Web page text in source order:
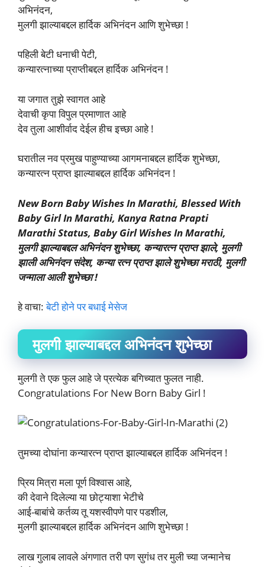
अभिनंदन,
मुलगी झाल्याबद्दल हार्दिक अभिनंदन आणि शुभेच्छा !
पहिली बेटी धनाची पेटी,
कन्यारत्नाच्या प्राप्तीबद्दल हार्दिक अभिनंदन !
या जगात तुझे स्वागत आहे
देवाची कृपा विपुल प्रमाणात आहे
देव तुला आशीर्वाद देईल हीच इच्छा आहे !
घरातील नव प्रमुख पाहुण्याच्या आगमनाबद्दल हार्दिक शुभेच्छा,
कन्यारत्न प्राप्त झाल्याबद्दल हार्दिक अभिनंदन !
New Born Baby Wishes In Marathi, Blessed With
Baby Girl In Marathi, Kanya Ratna Prapti
Marathi Status, Baby Girl Wishes In Marathi,
मुलगी झाल्याबद्दल अभिनंदन शुभेच्छा, कन्यारत्न प्राप्त झाले, मुलगी
झाली अभिनंदन संदेश, कन्या रत्न प्राप्त झाले शुभेच्छा मराठी, मुलगी
जन्माला आली शुभेच्छा !
हे वाचा:बेटी होने पर बधाई मेसेज
मुलगी झाल्याबद्दल अभिनंदन शुभेच्छा
मुलगी ते एक फुल आहे जे प्रत्येक बगिच्यात फुलत नाही.
Congratulations For New Born Baby Girl !
तुमच्या दोघांना कन्यारत्न प्राप्त झाल्याबद्दल हार्दिक अभिनंदन !
प्रिय मित्रा मला पूर्ण विश्वास आहे,
की देवाने दिलेल्या या छोट्याशा भेटीचे
आई-बाबांचे कर्तव्य तू यशस्वीपणे पार पडशील,
मुलगी झाल्याबद्दल हार्दिक अभिनंदन आणि शुभेच्छा !
लाख गुलाब लावले अंगणात तरी पण सुगंध तर मुली च्या जन्मानेच